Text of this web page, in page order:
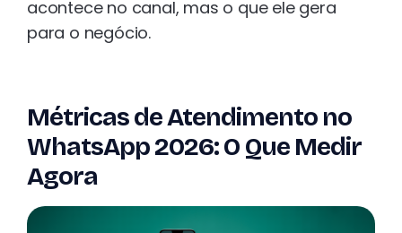
acontece no canal, mas o que ele gera
para o negócio.
Métricas de Atendimento no
WhatsApp 2026: O Que Medir
Agora